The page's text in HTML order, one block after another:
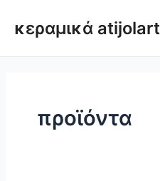
στο
περιεχόμενο
κεραμικά atijolart
προϊόντα